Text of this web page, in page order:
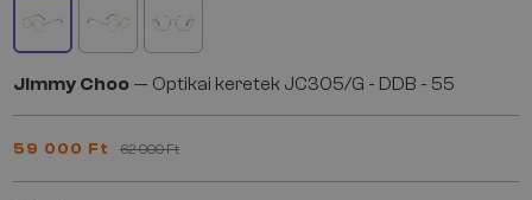
Jimmy Choo — Optikai keretek JC305/G - DDB - 55
59 000 Ft 62 000 Ft